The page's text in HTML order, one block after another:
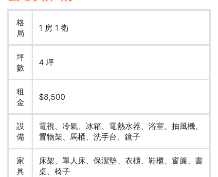
格
局
1 房 1 衛
坪
數
4 坪
租
金
$8,500
設
備
電視、冷氣、冰箱、電熱水器、浴室、抽風機、
置物架、馬桶、洗手台、鏡子
家
具
床架、單人床、保潔墊、衣櫃、鞋櫃、窗簾、書
桌、椅子